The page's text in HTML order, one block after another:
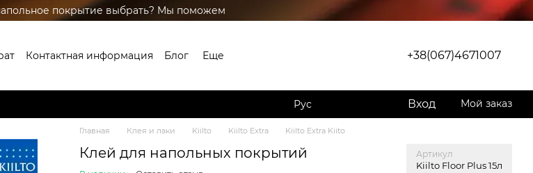
покрытие выбрать? Мы поможем
Контактная информация Блог Еще +38(067)4671007
Рус Вход Мой заказ
Главная Клея и лаки Kiilto Kiilto Extra Kiilto Extra Kiito
Клей для напольных покрытий Артикул
Kiilto Floor Plus 15л